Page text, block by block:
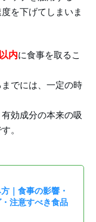
を下げてしまいま
内に食事を取るこ
でには、一定の時
効成分の本来の吸
。
｜食事の影響・
注意すべき食品